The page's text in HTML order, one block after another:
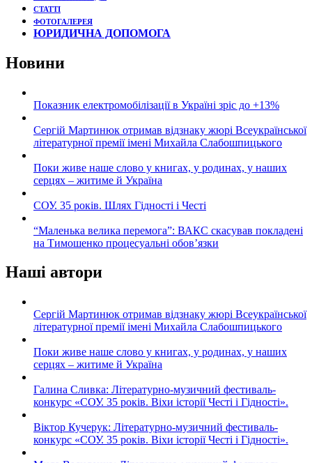
СТАТТІ
ФОТОГАЛЕРЕЯ
ЮРИДИЧНА ДОПОМОГА
Новини
Показник електромобілізації в Україні зріс до +13%
Сергій Мартинюк отримав відзнаку жюрі Всеукраїнської
літературної премії імені Михайла Слабошпицького
Поки живе наше слово у книгах, у родинах, у наших
серцях – житиме й Україна
СОУ. 35 років. Шлях Гідності і Честі
“Маленька велика перемога”: ВАКС скасував покладені
на Тимошенко процесуальні обов’язки
Наші автори
Сергій Мартинюк отримав відзнаку жюрі Всеукраїнської
літературної премії імені Михайла Слабошпицького
Поки живе наше слово у книгах, у родинах, у наших
серцях – житиме й Україна
Галина Сливка: Літературно-музичний фестиваль-
конкурс «СОУ. 35 років. Віхи історії Честі і Гідності».
Віктор Кучерук: Літературно-музичний фестиваль-
конкурс «СОУ. 35 років. Віхи історії Честі і Гідності».